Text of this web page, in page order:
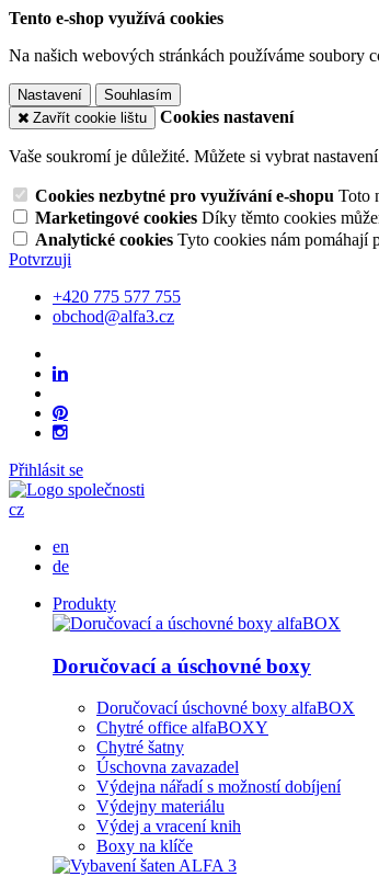
Tento e-shop využívá cookies
Na našich webových stránkách používáme soubory
Nastavení
Souhlasím
Zavřít cookie lištu
Cookies nastavení
Vaše soukromí je důležité. Můžete si vybrat
Cookies nezbytné pro využívání e-shopu Toto
Marketingové cookies Díky těmto cookies
Analytické cookies Tyto cookies nám pomáhají
Potvrzuji
+420 775 577 755
obchod@alfa3.cz
Přihlásit se
cz
en
de
Produkty
Doručovací a úschovné boxy
Doručovací úschovné boxy alfaBOX
Chytré office alfaBOXY
Chytré šatny
Úschovna zavazadel
Výdejna nářadí s možností dobíjení
Výdejny materiálu
Výdej a vracení knih
Boxy na klíče